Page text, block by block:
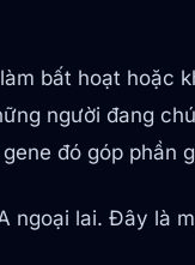
bất hoạt hoặc
người đang
đó góp phần
lai. Đây là